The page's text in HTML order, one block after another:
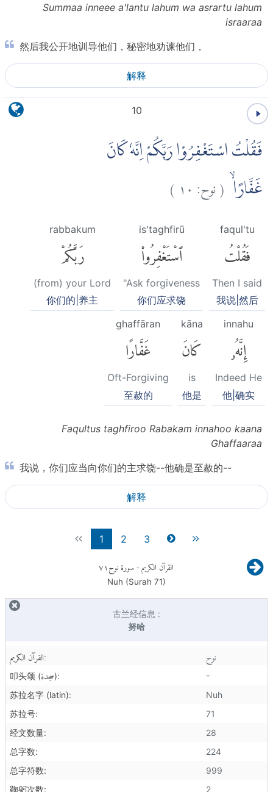
Summaa inneee a'lantu lahum wa asrartu lahum
israaraa
然后我公开地训导他们，秘密地劝谏他们，
解释
10
فَقُلْتُ اسْتَغْفِرُوْا رَبَّكُمْ اِنَّهٗ كَانَ
غَفَّارًاۙ (نوح: ١٠ )
faqul'tu
فَقُلْتُ
Then I said
我说|然后
is'taghfirū
ٱسْتَغْفِرُوا۟
"Ask forgiveness
你们应求饶
rabbakum
رَبَّكُمْ
(from) your Lord
你们的|养主
innahu
إِنَّهُۥ
Indeed He
他|确实
kāna
كَانَ
is
他是
ghaffāran
غَفَّارًا
Oft-Forgiving
至赦的
Faqultus taghfiroo Rabakam innahoo kaana
Ghaffaaraa
我说，你们应当向你们的主求饶--他确是至赦的--
解释
1 2 3
القرآن الكريم- سورة نوح٧١
Nuh (Surah 71)
古兰经信息 :
努哈
القرآن الكريم: نوح
叩头颂 (سجدة):
-
苏拉名字 (latin):
Nuh
苏拉号:
71
经文数量:
28
总字数:
224
总字符数:
999
鞠躬次数:
2